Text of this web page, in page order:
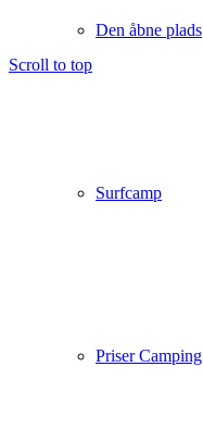
Den åbne plads
Surfcamp
Priser Camping
Scroll to top